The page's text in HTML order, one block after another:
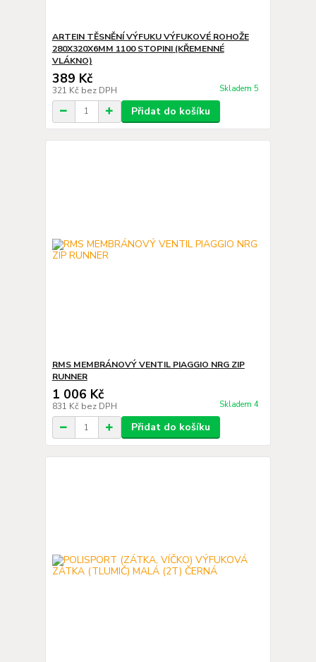
ARTEIN TĚSNĚNÍ VÝFUKU VÝFUKOVÉ ROHOŽE
280X320X6MM 1100 STOPINI (KŘEMENNÉ
VLÁKNO)
389 Kč
321 Kč bez DPH Skladem 5
Přidat do košíku
RMS MEMBRÁNOVÝ VENTIL PIAGGIO NRG ZIP
RUNNER
1 006 Kč
831 Kč bez DPH Skladem 4
Přidat do košíku